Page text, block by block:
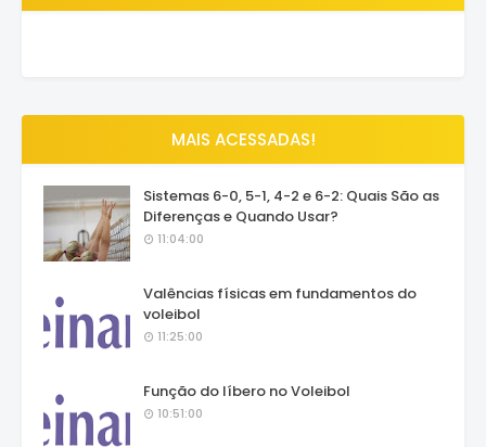
MAIS ACESSADAS!
Sistemas 6-0, 5-1, 4-2 e 6-2: Quais São as
Diferenças e Quando Usar?
11:04:00
Valências físicas em fundamentos do
voleibol
11:25:00
Função do líbero no Voleibol
10:51:00